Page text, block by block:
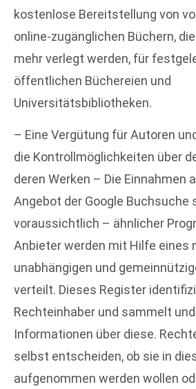
kostenlose Bereitstellung von
online-zugänglichen Büchern,
mehr verlegt werden, für
öffentlichen Büchereien und
Universitätsbibliotheken.
– Eine Vergütung für Autoren
die Kontrollmöglichkeiten über
deren Werken – Die Einnahmen
Angebot der Google Buchsuche
voraussichtlich – ähnlicher
Anbieter werden mit Hilfe eines
unabhängigen und
verteilt. Dieses Register
Rechteinhaber und sammelt
Informationen über diese.
selbst entscheiden, ob sie in
aufgenommen werden wollen